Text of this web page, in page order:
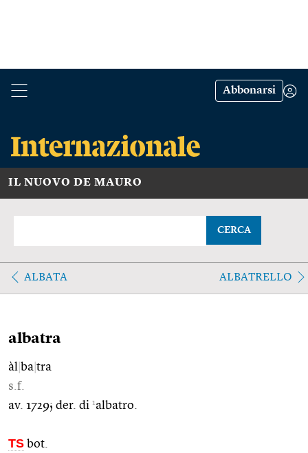
Abbonarsi
IL NUOVO DE MAURO
CERCA
ALBATA ALBATRELLO
albatra
àl ba tra
s.f.
av. 1729; der. di 1albatro.
TS bot.